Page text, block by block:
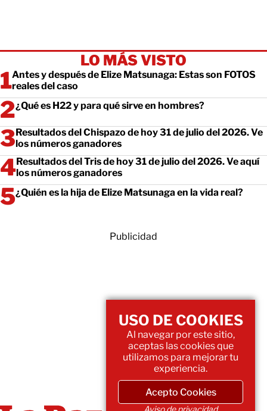
LO MÁS VISTO
Antes y después de Elize Matsunaga: Estas son FOTOS
reales del caso
¿Qué es H22 y para qué sirve en hombres?
Resultados del Chispazo de hoy 31 de julio del 2026. Ve
los números ganadores
Resultados del Tris de hoy 31 de julio del 2026. Ve aquí
los números ganadores
¿Quién es la hija de Elize Matsunaga en la vida real?
Publicidad
USO DE COOKIES
Al navegar por este sitio,
aceptas las cookies que
utilizamos para mejorar tu
experiencia.
Acepto Cookies
Aviso de privacidad